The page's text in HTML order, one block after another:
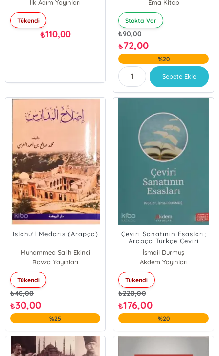
İlk Adım Yayınları
Tükendi
₺110,00
Ema Kitap
Stokta Var
₺90,00
₺72,00
%20
Sepete Ekle
Islahu'l Medaris (Arapça)
Muhammed Salih Ekinci
Ravza Yayınları
Tükendi
₺40,00
₺30,00
%25
Çeviri Sanatının Esasları;
Arapça Türkçe Çeviri
İsmail Durmuş
Akdem Yayınları
Tükendi
₺220,00
₺176,00
%20